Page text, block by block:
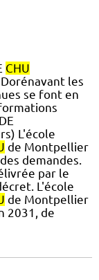
CHU
les
se font en
L'école
de Montpellier
demandes.
par le
L'école
de Montpellier
2031, de